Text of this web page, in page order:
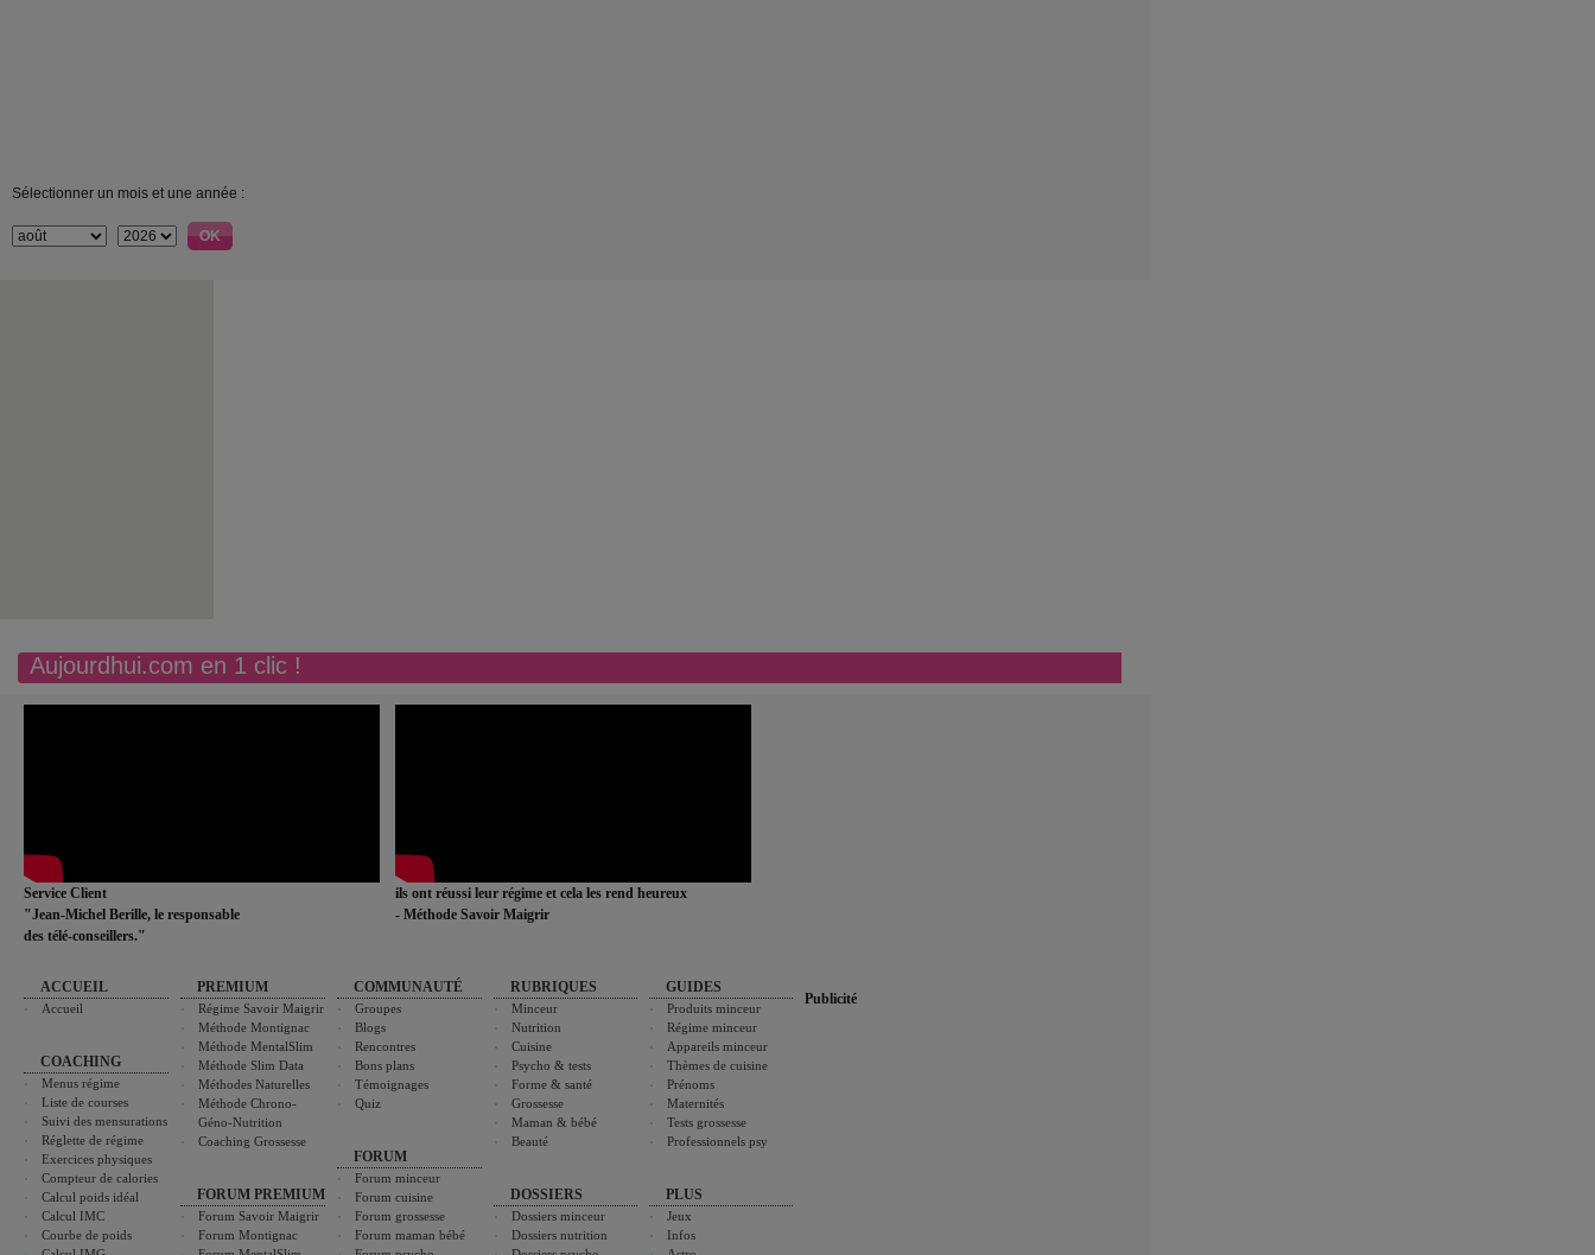
Sélectionner un mois et une année :
Aujourdhui.com en 1 clic !
Service Client
"Jean-Michel Berille, le responsable
des télé-conseillers."
ils ont réussi leur régime et cela les rend heureux
- Méthode Savoir Maigrir
ACCUEIL
Accueil
COACHING
Menus régime
Liste de courses
Suivi des mensurations
Réglette de régime
Exercices physiques
Compteur de calories
Calcul poids idéal
Calcul IMC
Courbe de poids
PREMIUM
Régime Savoir Maigrir
Méthode Montignac
Méthode MentalSlim
Méthode Slim Data
Méthodes Naturelles
Méthode Chrono-
Géno-Nutrition
Coaching Grossesse
FORUM PREMIUM
Forum Savoir Maigrir
Forum Montignac
COMMUNAUTÉ
Groupes
Blogs
Rencontres
Bons plans
Témoignages
Quiz
FORUM
Forum minceur
Forum cuisine
Forum grossesse
Forum maman bébé
RUBRIQUES
Minceur
Nutrition
Cuisine
Psycho & tests
Forme & santé
Grossesse
Maman & bébé
Beauté
DOSSIERS
Dossiers minceur
Dossiers nutrition
GUIDES
Produits minceur
Régime minceur
Appareils minceur
Thèmes de cuisine
Prénoms
Maternités
Tests grossesse
Professionnels psy
PLUS
Jeux
Infos
Publicité